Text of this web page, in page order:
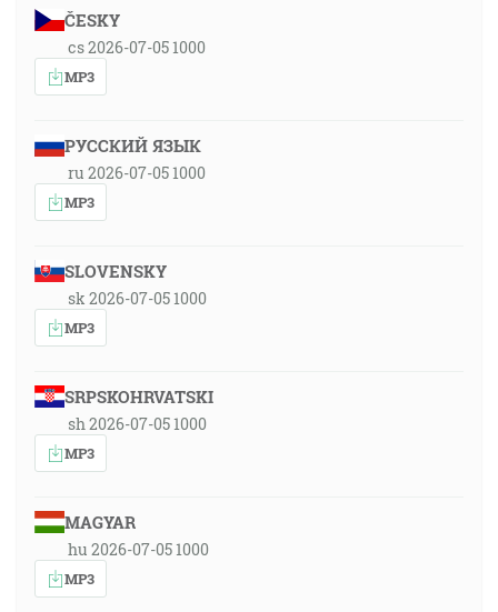
ČESKY
cs 2026-07-05 1000
MP3
РУССКИЙ ЯЗЫК
ru 2026-07-05 1000
MP3
SLOVENSKY
sk 2026-07-05 1000
MP3
SRPSKOHRVATSKI
sh 2026-07-05 1000
MP3
MAGYAR
hu 2026-07-05 1000
MP3